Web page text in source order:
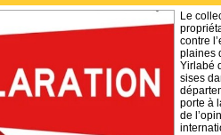
Le
contre
plaines
Yirlabé
sises
porte à
de